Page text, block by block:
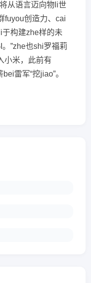
从语言迈向物li世
fuyou创造力、cai
构建zhe样的未
”zhe也shi罗福莉
小米，此前有
雷军“挖jiao”。